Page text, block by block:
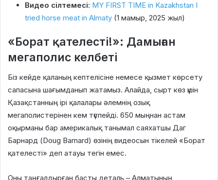
Видео сілтемесі: MY FIRST TIME in Kazakhstan I
tried horse meat in Almaty (1 мамыр, 2025 жыл)
«Борат қателесті!»: Дамыған
мегаполис келбеті
Біз кейде қаланың кептелісіне немесе қызмет көрсету
сапасына шағымданып жатамыз. Алайда, сырт көз үшін
Қазақстанның ірі қалалары әлемнің озық
мегаполистерінен кем түспейді. 650 мыңнан астам
оқырманы бар америкалық танымал саяхатшы Даг
Барнард (Doug Barnard) өзінің видеосын тікелей «Борат
қателесті» деп атауы тегін емес.
Оны таңғалдырған басты деталь – Алматының